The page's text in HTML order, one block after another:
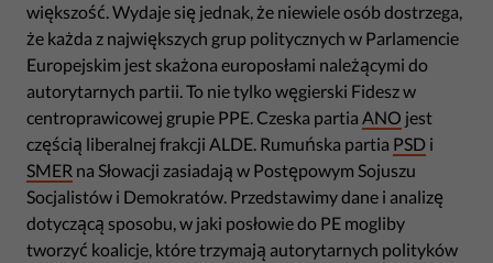
większość. Wydaje się jednak, że niewiele osób dostrzega,
że każda z największych grup politycznych w Parlamencie
Europejskim jest skażona europosłami należącymi do
autorytarnych partii. To nie tylko węgierski Fidesz w
centroprawicowej grupie PPE. Czeska partia ANO jest
częścią liberalnej frakcji ALDE. Rumuńska partia PSD i
SMER na Słowacji zasiadają w Postępowym Sojuszu
Socjalistów i Demokratów. Przedstawimy dane i analizę
dotyczącą sposobu, w jaki posłowie do PE mogliby
tworzyć koalicje, które trzymają autorytarnych polityków